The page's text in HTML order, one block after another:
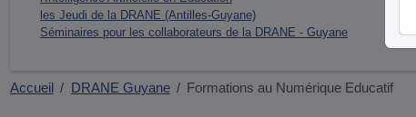
les Jeudi de la DRANE (Antilles-Guyane)
Séminaires pour les collaborateurs de la DRANE - Guyane
Accueil DRANE Guyane Formations au Numérique Educatif